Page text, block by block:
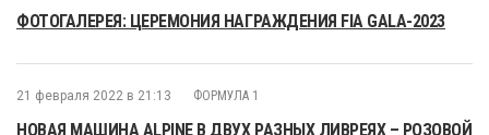
ФОТОГАЛЕРЕЯ: ЦЕРЕМОНИЯ НАГРАЖДЕНИЯ FIA GALA-2023
21 февраля 2022 в 21:13 ФОРМУЛА 1
НОВАЯ МАШИНА ALPINE В ДВУХ РАЗНЫХ ЛИВРЕЯХ – РОЗОВОЙ